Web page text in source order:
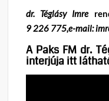
dr. Téglásy Imre
9 226 775,e-mail:
A Paks FM dr.
interjúja itt